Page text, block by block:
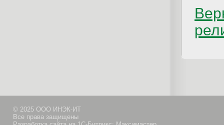
© 2025 ООО ИНЭК-ИТ
Все права защищены